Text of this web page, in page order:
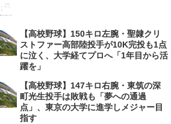
【高校野球】150キロ左腕・聖隷クリ
ストファー高部陸投手が10K完投も1点
に泣く、大学経てプロへ「1年目から活
躍を」
【高校野球】147キロ右腕・東筑の深
町光生投手は敗戦も「夢への通過
点」、東京の大学に進学しメジャー目
指す